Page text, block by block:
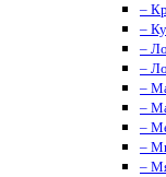
–
–
–
–
–
–
–
–
–